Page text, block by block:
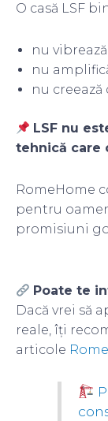
O casă LSF
nu
nu
nu
LSF nu
tehnică care
RomeHome
pentru
promisiuni
Poate te
Dacă vrei să
reale, îți
articole